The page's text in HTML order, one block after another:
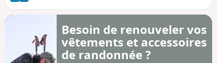
Besoin de renouveler vos
vêtements et accessoires
de randonnée ?